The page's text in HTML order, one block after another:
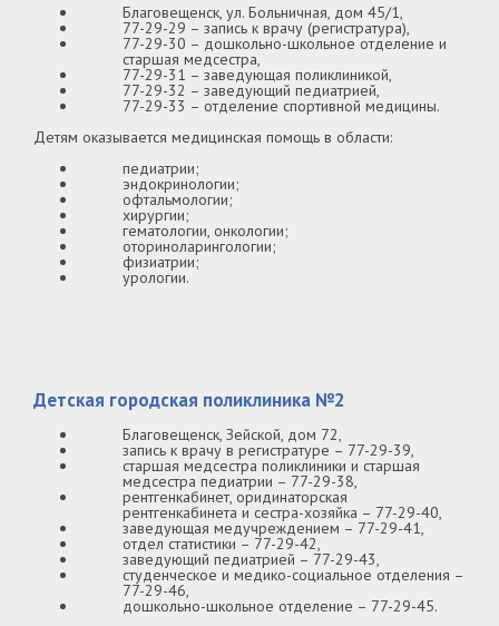
Благовещенск, ул. Больничная, дом 45/1,
77-29-29 – запись к врачу (регистратура),
77-29-30 – дошкольно-школьное отделение и
старшая медсестра,
77-29-31 – заведующая поликлиникой,
77-29-32 – заведующий педиатрией,
77-29-33 – отделение спортивной медицины.
Детям оказывается медицинская помощь в области:
педиатрии;
эндокринологии;
офтальмологии;
хирургии;
гематологии, онкологии;
оториноларингологии;
физиатрии;
урологии.
Детская городская поликлиника №2
Благовещенск, Зейской, дом 72,
запись к врачу в регистратуре – 77-29-39,
старшая медсестра поликлиники и старшая
медсестра педиатрии – 77-29-38,
рентгенкабинет, оридинаторская
рентгенкабинета и сестра-хозяйка – 77-29-40,
заведующая медучреждением – 77-29-41,
отдел статистики – 77-29-42,
заведующий педиатрией – 77-29-43,
студенческое и медико-социальное отделения –
77-29-46,
дошкольно-школьное отделение – 77-29-45.